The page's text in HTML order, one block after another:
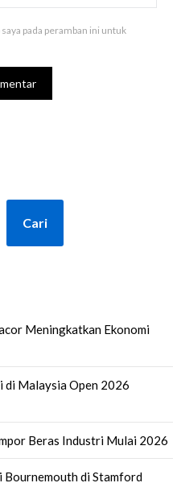
pada peramban ini untuk
Cari
Meningkatkan Ekonomi
di Malaysia Open 2026
Beras Industri Mulai 2026
Bournemouth di Stamford